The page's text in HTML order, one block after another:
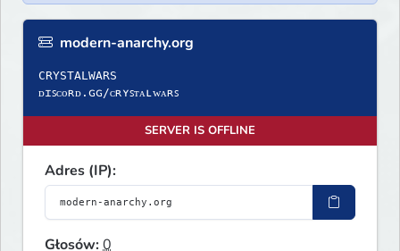
modern-anarchy.org
CRYSTALWARS
ᴅɪꜱᴄᴏʀᴅ.ɢɢ/ᴄʀʏꜱᴛᴀʟᴡᴀʀꜱ
SERVER IS OFFLINE
Adres (IP):
Głosów:0